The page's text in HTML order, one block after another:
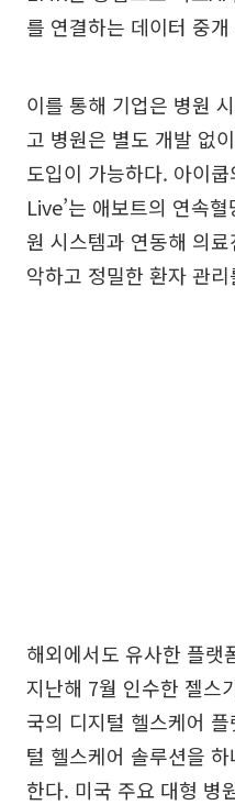
를 연결하는 데이터 중
이를 통해 기업은 병원
고 병원은 별도 개발 없
도입이 가능하다. 아이쿱
Live’는 애보트의 연속
원 시스템과 연동해 의
악하고 정밀한 환자 관
해외에서도 유사한 플랫
지난해 7월 인수한 젤스
국의 디지털 헬스케어
털 헬스케어 솔루션을
한다. 미국 주요 대형 병